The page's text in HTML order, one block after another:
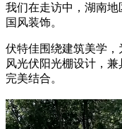
我们在走访中，湖南
国风装饰。
伏特佳围绕建筑美学
风光伏阳光棚设计，
完美结合。